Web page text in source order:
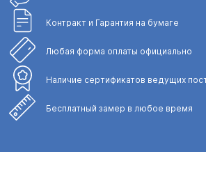
Контракт и Гарантия на бумаге
Любая форма оплаты официально
Наличие сертификатов ведущих
Бесплатный замер в любое время